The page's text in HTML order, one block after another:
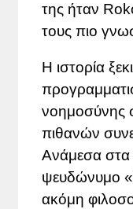
της ήταν
τους πιο
Η ιστορία
νοημοσύνης
πιθανών
Ανάμεσα στα
ψευδώνυμο
ακόμη